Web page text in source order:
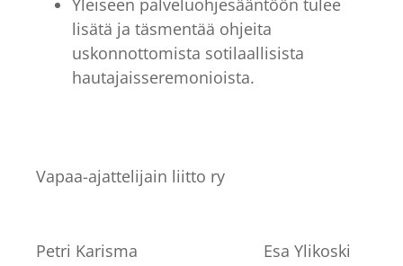
Yleiseen palveluohjesääntöön tulee
lisätä ja täsmentää ohjeita
uskonnottomista sotilaallisista
hautajaisseremonioista.
Vapaa-ajattelijain liitto ry
Petri Karisma Esa Ylikoski